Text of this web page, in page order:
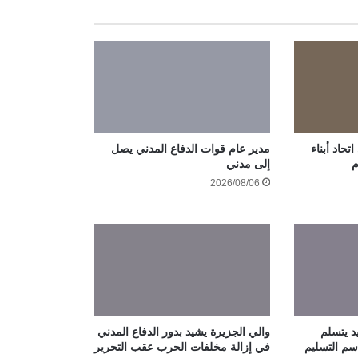
أبناء
مدير عام قوات الدفاع المدني يصل
إلى مدني
2026/08/06
يتسلم
التسليم
والي الجزيرة يشيد بدور الدفاع المدني
في إزالة مخلفات الحرب عقب التحرير